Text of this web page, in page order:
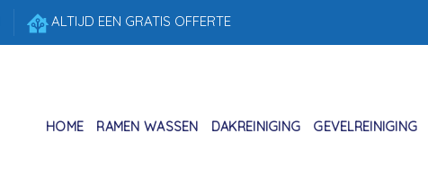
ALTIJD EEN GRATIS OFFERTE
HOME RAMEN WASSEN DAKREINIGING GEVELREINIGING